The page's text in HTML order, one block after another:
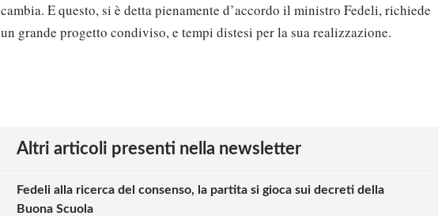
cambia. E questo, si è detta pienamente d’accordo il ministro Fedeli, richiede
un grande progetto condiviso, e tempi distesi per la sua realizzazione.
Altri articoli presenti nella newsletter
Fedeli alla ricerca del consenso, la partita si gioca sui decreti della
Buona Scuola